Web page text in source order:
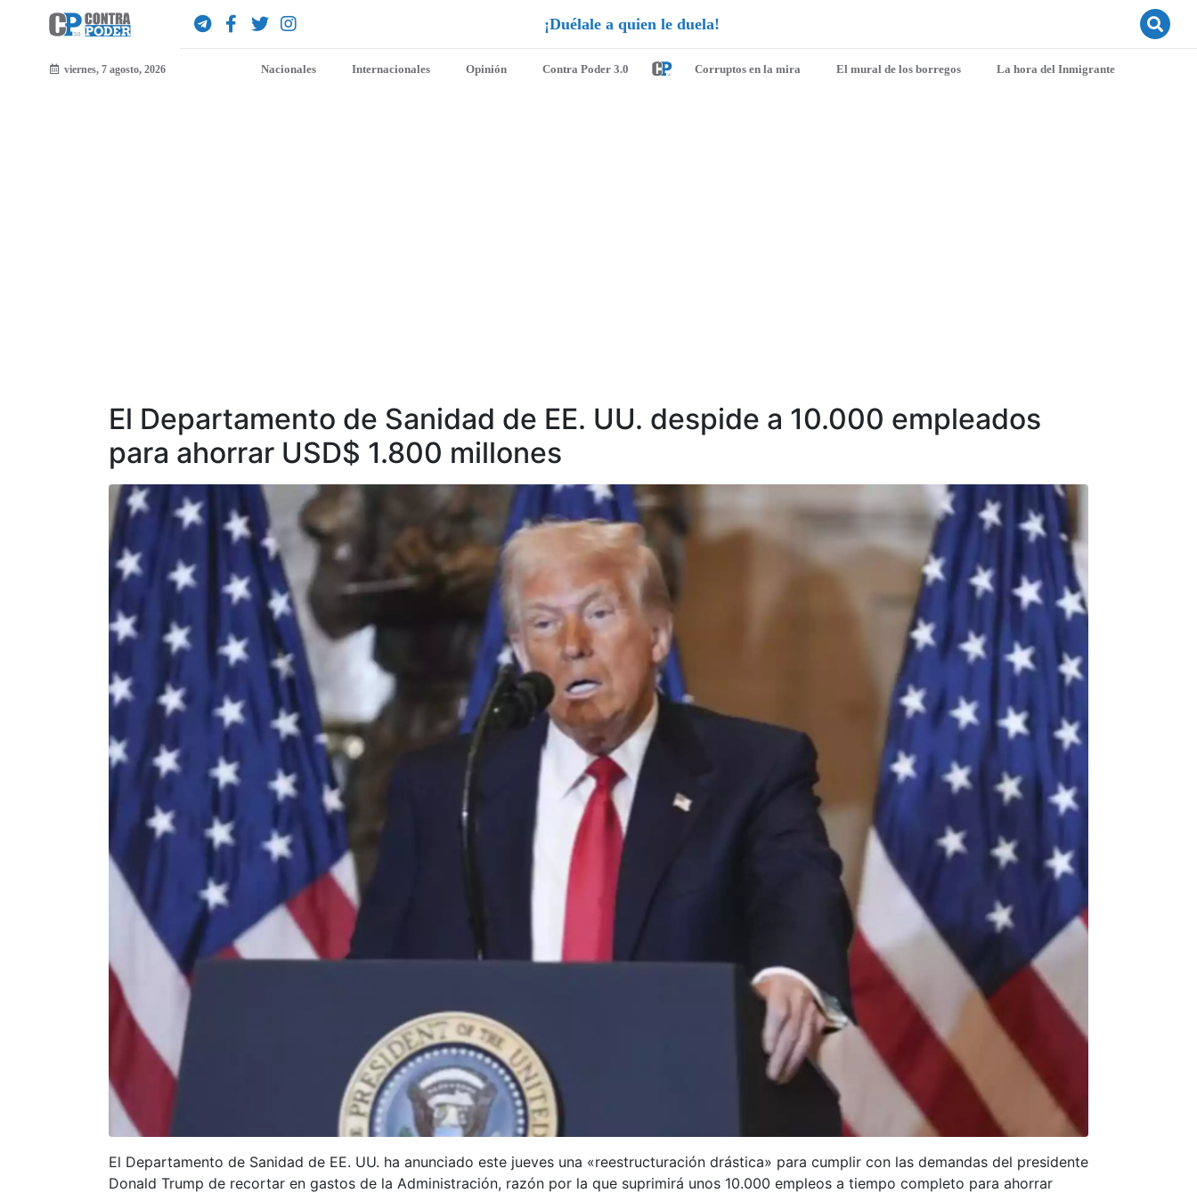
¡Duélale a quien le duela!
viernes, 7 agosto, 2026 Nacionales Internacionales Opinión Contra Poder 3.0 Corruptos en la mira El mural de los borregos La hora del Inmigrante
El Departamento de Sanidad de EE. UU. despide a 10.000 empleados
para ahorrar USD$ 1.800 millones
El Departamento de Sanidad de EE. UU. ha anunciado este jueves una «reestructuración drástica» para cumplir con las demandas del presidente
Donald Trump de recortar en gastos de la Administración, razón por la que suprimirá unos 10.000 empleos a tiempo completo para ahorrar